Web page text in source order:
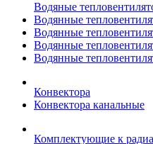
Водяные
Водянные
Водянные
Водянные
Водянные
Конвектора
Конвектора канальные
Комплектующие к